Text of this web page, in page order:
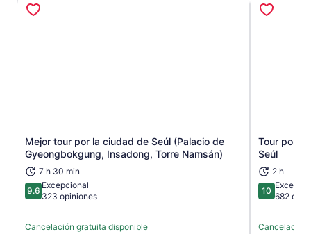
Mejor tour por la ciudad de Seúl (Palacio de
Gyeongbokgung, Insadong, Torre Namsán)
7 h 30 min
9.69.6 de 10
Excepcional
323 opiniones
Cancelación gratuita disponible
Se abrirá en una nueva pestaña
Tour por el
Seúl
2 h
1010 de 10
682
Cancelación